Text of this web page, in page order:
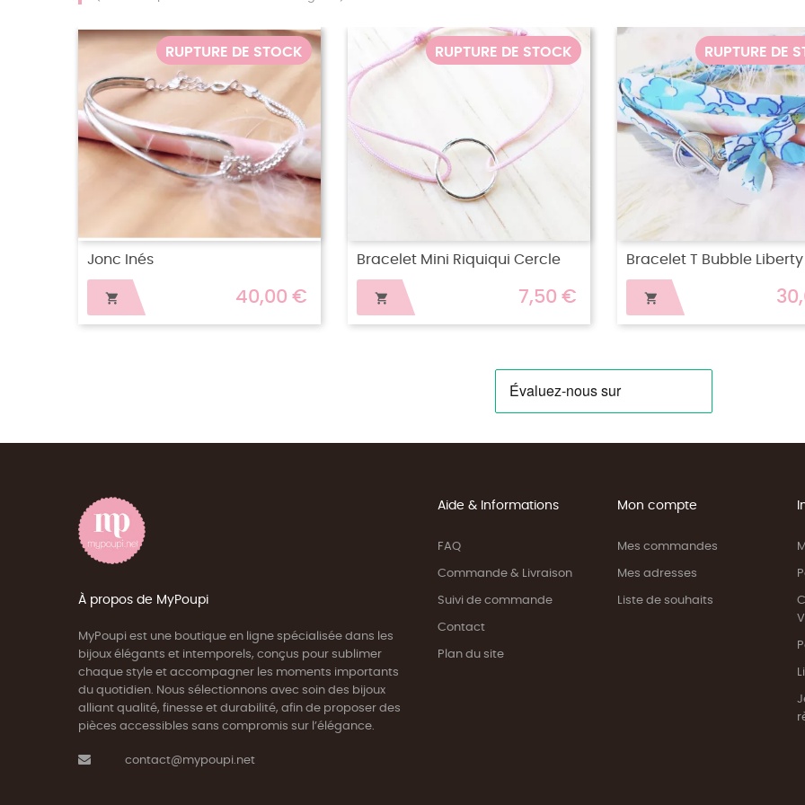
RUPTURE DE STOCK
Double Circle Color
13,00 €
RUPTURE DE STOCK
 35,00 €
RUPTURE DE STOCK
Bracelet Halfy Bubble Oui
 47,00 € 
À propos de MyPoupi
MyPoupi est une boutique en ligne spécialisée dans les
bijoux élégants et intemporels, conçus pour sublimer
chaque style et accompagner les moments importants
du quotidien. Nous sélectionnons avec soin des bijoux
alliant qualité, finesse et durabilité, afin de proposer des
pièces accessibles sans compromis sur l’élégance.
contact@mypoupi.net
Aide & Informations
FAQ
Commande & Livraison
Suivi de commande
Contact
Plan du site
Mon compte
Mes commandes
Mes adresses
Liste de souhaits